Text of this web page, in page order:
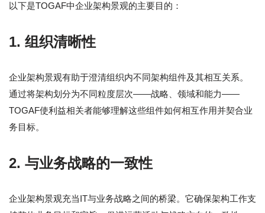
以下是TOGAF中企业架构景观的主要目的：
1. 组织清晰性
企业架构景观有助于澄清组织内不同架构组件及其相互关系。
通过将架构划分为不同粒度层次——战略、领域和能力——
TOGAF使利益相关者能够理解这些组件如何相互作用并契合业
务目标。
2. 与业务战略的一致性
企业架构景观充当IT与业务战略之间的桥梁。它确保架构工作支